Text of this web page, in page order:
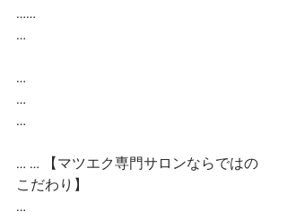
……
…
…
…
…
… … 【マツエク専門サロンならではの
こだわり】
…